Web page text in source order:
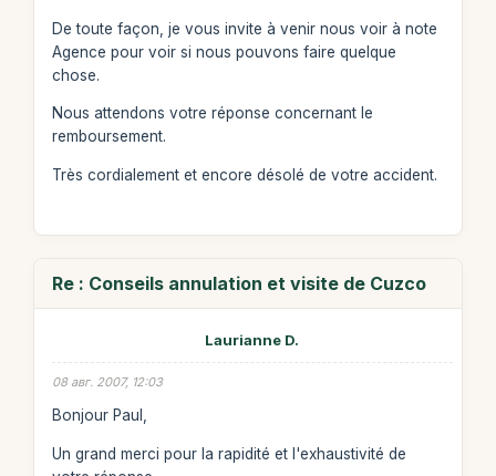
De toute façon, je vous invite à venir nous voir à note
Agence pour voir si nous pouvons faire quelque
chose.
Nous attendons votre réponse concernant le
remboursement.
Très cordialement et encore désolé de votre accident.
Re : Conseils annulation et visite de Cuzco
Laurianne D.
08 авг. 2007, 12:03
Bonjour Paul,
Un grand merci pour la rapidité et l'exhaustivité de